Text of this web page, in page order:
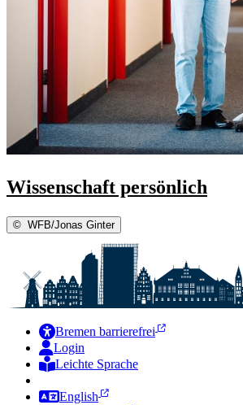
Wissenschaft persönlich
© WFB/Jonas Ginter
Bremen barrierefrei
Login
Leichte Sprache
English